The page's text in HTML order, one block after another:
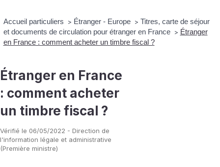
Accueil particuliers > Étranger - Europe > Titres, carte de séjour
et documents de circulation pour étranger en France > Étranger
en France : comment acheter un timbre fiscal ?
Étranger en France
: comment acheter
un timbre fiscal ?
Vérifié le 06/05/2022 - Direction de
l'information légale et administrative
(Première ministre)